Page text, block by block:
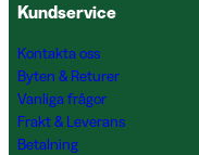
Kundservice
Kontakta oss
Byten & Returer
Vanliga frågor
Frakt & Leverans
Betalning